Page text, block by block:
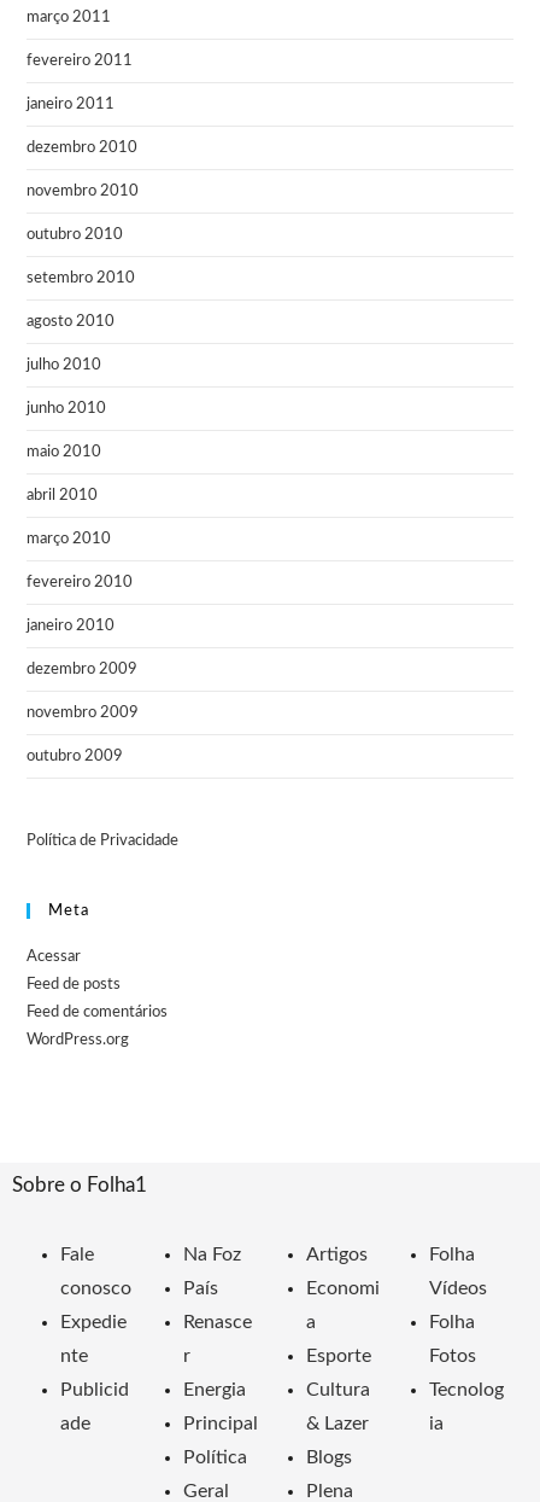
março 2011
fevereiro 2011
janeiro 2011
dezembro 2010
novembro 2010
outubro 2010
setembro 2010
agosto 2010
julho 2010
junho 2010
maio 2010
abril 2010
março 2010
fevereiro 2010
janeiro 2010
dezembro 2009
novembro 2009
outubro 2009
Política de Privacidade
Meta
Acessar
Feed de posts
Feed de comentários
WordPress.org
Sobre o Folha1
Fale
conosco
Expedie
nte
Publicid
ade
Na Foz
País
Renasce
r
Energia
Principal
Política
Geral
Artigos
Economi
a
Esporte
Cultura
& Lazer
Blogs
Plena
Folha
Vídeos
Folha
Fotos
Tecnolog
ia